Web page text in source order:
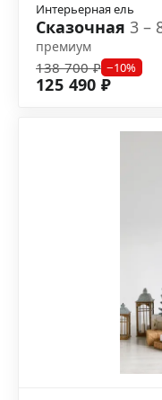
Интерьерная ель
Сказочная 3 –
премиум
138 700 ₽ −10%
125 490 ₽